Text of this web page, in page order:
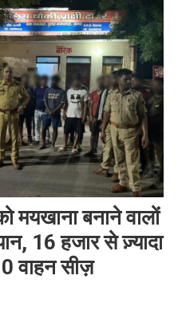
बनाने वालों
16 हजार से ज़्यादा
वाहन सीज़